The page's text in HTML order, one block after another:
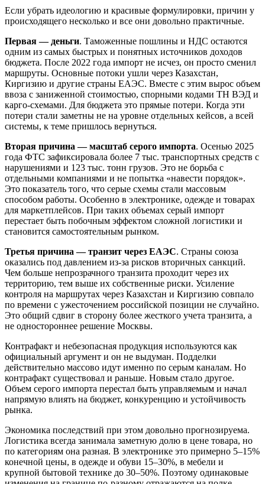
Если убрать идеологию и красивые формулировки, причин у
происходящего несколько и все они довольно практичные.
Первая — деньги. Таможенные пошлины и НДС остаются
одним из самых быстрых и понятных источников доходов
бюджета. После 2022 года импорт не исчез, он просто сменил
маршруты. Основные потоки ушли через Казахстан,
Киргизию и другие страны ЕАЭС. Вместе с этим вырос объем
ввоза с заниженной стоимостью, спорными кодами ТН ВЭД и
карго-схемами. Для бюджета это прямые потери. Когда эти
потери стали заметны не на уровне отдельных кейсов, а всей
системы, к теме пришлось вернуться.
Вторая причина — масштаб серого импорта. Осенью 2025
года ФТС зафиксировала более 7 тыс. транспортных средств с
нарушениями и 123 тыс. тонн грузов. Это не борьба с
отдельными компаниями и не попытка «навести порядок».
Это показатель того, что серые схемы стали массовым
способом работы. Особенно в электронике, одежде и товарах
для маркетплейсов. При таких объемах серый импорт
перестает быть побочным эффектом сложной логистики и
становится самостоятельным рынком.
Третья причина — транзит через ЕАЭС. Страны союза
оказались под давлением из-за рисков вторичных санкций.
Чем больше непрозрачного транзита проходит через их
территорию, тем выше их собственные риски. Усиление
контроля на маршрутах через Казахстан и Киргизию совпало
по времени с ужесточением российской позиции не случайно.
Это общий сдвиг в сторону более жесткого учета транзита, а
не одностороннее решение Москвы.
Контрафакт и небезопасная продукция используются как
официальный аргумент и он не выдуман. Подделки
действительно массово идут именно по серым каналам. Но
контрафакт существовал и раньше. Новым стало другое.
Объем серого импорта перестал быть управляемым и начал
напрямую влиять на бюджет, конкуренцию и устойчивость
рынка.
Экономика последствий при этом довольно прогнозируема.
Логистика всегда занимала заметную долю в цене товара, но
по категориям она разная. В электронике это примерно 5–15%
конечной цены, в одежде и обуви 15–30%, в мебели и
крупной бытовой технике до 30–50%. Поэтому одинаковые